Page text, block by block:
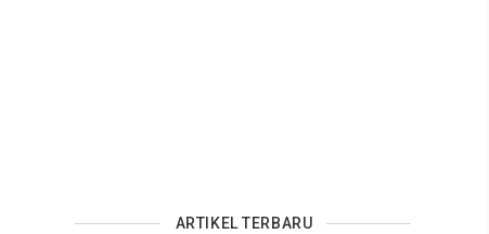
ARTIKEL TERBARU